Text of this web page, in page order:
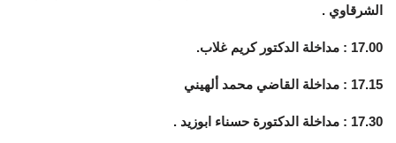
الشرقاوي .
17.00 : مداخلة الدكتور كريم غلاب.
17.15 : مداخلة القاضي محمد ألهيني
17.30 : مداخلة الدكتورة حسناء ابوزيد .